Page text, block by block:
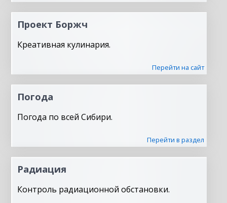
Проект Боржч
Креативная кулинария.
Перейти на сайт
Погода
Погода по всей Сибири.
Перейти в раздел
Радиация
Контроль радиационной обстановки.